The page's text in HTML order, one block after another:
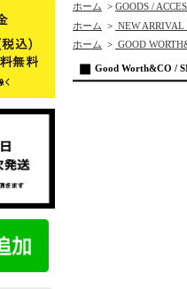
ホーム > GOODS /
ホーム > NEW
ホーム > GOOD
Good Worth&CO /